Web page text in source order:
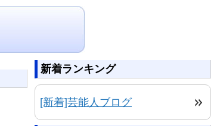
新着ランキング
[新着]芸能人ブログ